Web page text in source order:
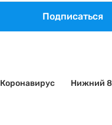
Коронавирус Нижний
Подписаться